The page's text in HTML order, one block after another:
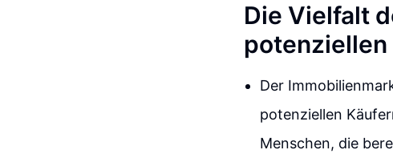
Die Vielfalt
potenziellen
Der
potenziellen
Menschen, die